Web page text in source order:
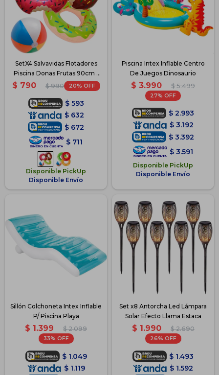
SetX4 Salvavidas Flotadores
Piscina Donas Frutas 90cm -
Dona
$ 790 $ 990 20
$ 593
$ 632
$ 672
$ 711
Disponible PickUp
Disponible Envío
Piscina Intex Inflable Centro
De Juegos Dinosaurio
$ 3.990 $ 5.499
27
$ 2.993
$ 3.192
$ 3.392
$ 3.591
Disponible PickUp
Disponible Envío
Sillón Colchoneta Intex Inflable
P/ Piscina Playa
$ 1.399 $ 2.099
33
$ 1.049
$ 1.119
Set x8 Antorcha Led Lámpara
Solar Efecto Llama Estaca
$ 1.990 $ 2.690
26
$ 1.493
$ 1.592